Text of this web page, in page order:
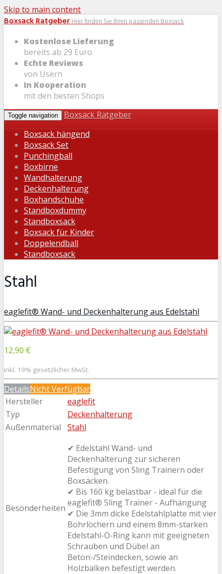
Skip to main content
Boxsack RatgeberHier finden Sie Ihren passenden Boxsack
Kostenlose Lieferung
bereits ab 29 Euro
Echte Reviews
von Usern
In Kooperation
mit den besten Shops
Toggle navigation
Boxsack Ratgeber
Boxsack hängend
Boxsack Set
Punchingball
Boxbirne
Wandhalterung
Deckenhalterung
Boxhandschuhe
Standboxdummy
Standboxsack
Boxsack für Kinder
Doppelendball
Standboxsack
Stahl
eaglefit® Wand- und Deckenhalterung aus Edelstahl
12,90 €
inkl. 19% gesetzlicher MwSt.
DetailsNicht Verfügbar
Hersteller
eaglefit
Typ
Deckenhalterung
Außenmaterial
Stahl
Besonderheiten
✔ Edelstahl Wand- und
Deckenhalterung zur sicheren
Befestigung von Sling Trainern oder
Boxsäcken.
✔ Bis 160 kg belastbar - ideal für die
eaglefit® Sling Trainer - Aufhängung
✔ Die 3mm dicke Edelstahlplatte mit vier
Bohrlöchern und einem 8mm-starken
Edelstahl-O-Ring kann mit geeigneten
Schrauben und Dübel an
Beton-/Steindecken, sowie an
Holzbalken befestigt werden.